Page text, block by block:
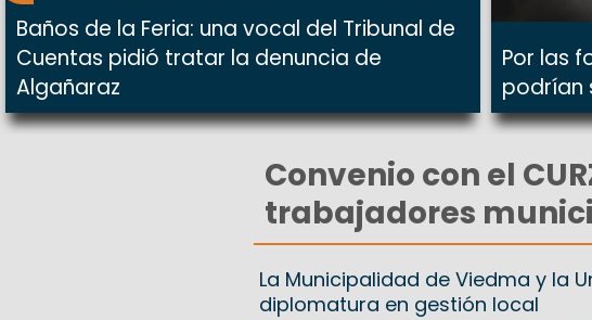
Baños de la Feria: una vocal del Tribunal de
Cuentas pidió tratar la denuncia de
Algañaraz
Por las
podrían
Convenio con el
trabajadores
La Municipalidad de Viedma y la
diplomatura en gestión local